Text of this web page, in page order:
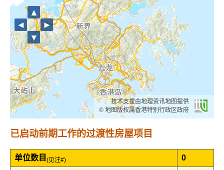
技术支援由地理资讯地图提供
© 地图版权属香港特别行政区政府
▲
◄
►
▼
已启动前期工作的过渡性房屋项目
单位数目 (见注#) 0